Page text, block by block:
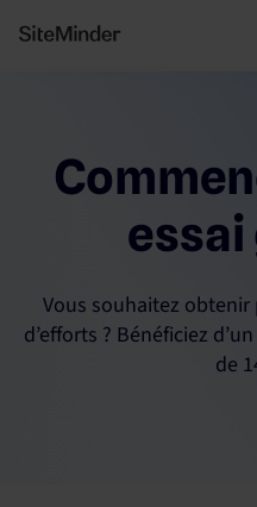
Vous souhaitez
d’efforts ? Bénéficiez
de